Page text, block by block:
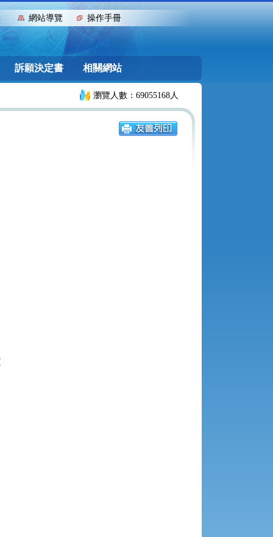
::: 網站導覽 操作手冊
訴願決定書 相關網站
瀏覽人數：69055168人